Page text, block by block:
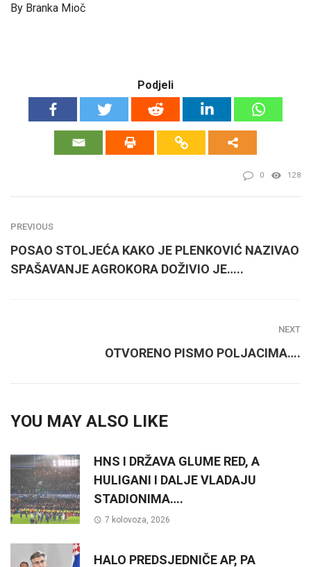
By Branka Mioč
Podjeli
0 128
PREVIOUS
POSAO STOLJEĆA KAKO JE PLENKOVIĆ NAZIVAO
SPAŠAVANJE AGROKORA DOŽIVIO JE…..
NEXT
OTVORENO PISMO POLJACIMA….
YOU MAY ALSO LIKE
HNS I DRŽAVA GLUME RED, A
HULIGANI I DALJE VLADAJU
STADIONIMA….
7 kolovoza, 2026
HALO PREDSJEDNIČE AP, PA